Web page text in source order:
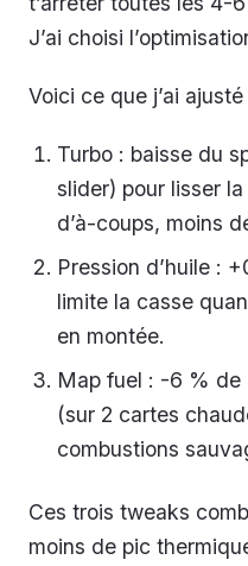
J’ai choisi
Voici ce que j’ai
Turbo : baisse du
slider) pour lisser
d’à-coups, moins
Pression d’huile :
limite la casse
en montée.
Map fuel : -6 % de
(sur 2 cartes
combustions
Ces trois tweaks
moins de pic